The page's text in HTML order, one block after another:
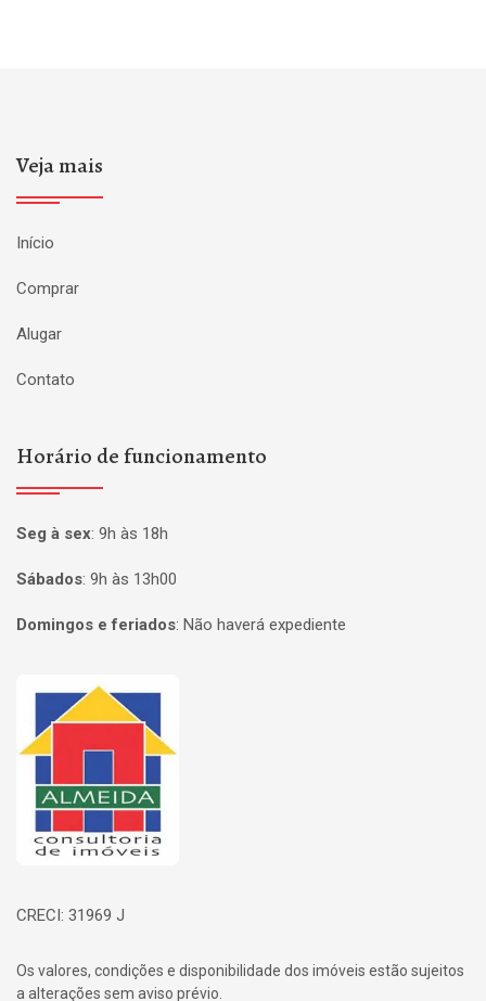
Veja mais
Início
Comprar
Alugar
Contato
Horário de funcionamento
Seg à sex: 9h às 18h
Sábados: 9h às 13h00
Domingos e feriados: Não haverá expediente
Página inicial
CRECI: 31969 J
Os valores, condições e disponibilidade dos imóveis estão sujeitos
a alterações sem aviso prévio.